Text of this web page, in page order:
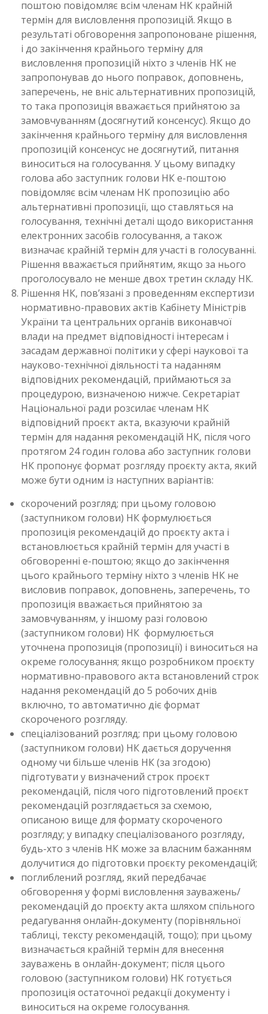
поштою повідомляє всім членам НК крайній
термін для висловлення пропозицій. Якщо в
результаті обговорення запропоноване рішення,
і до закінчення крайнього терміну для
висловлення пропозицій ніхто з членів НК не
запропонував до нього поправок, доповнень,
заперечень, не вніс альтернативних пропозицій,
то така пропозиція вважається прийнятою за
замовчуванням (досягнутий консенсус). Якщо до
закінчення крайнього терміну для висловлення
пропозицій консенсус не досягнутий, питання
виноситься на голосування. У цьому випадку
голова або заступник голови НК е-поштою
повідомляє всім членам НК пропозицію або
альтернативні пропозиції, що ставляться на
голосування, технічні деталі щодо використання
електронних засобів голосування, а також
визначає крайній термін для участі в голосуванні.
Рішення вважається прийнятим, якщо за нього
проголосувало не менше двох третин складу НК.
Рішення НК, пов’язані з проведенням експертизи
нормативно-правових актів Кабінету Міністрів
України та центральних органів виконавчої
влади на предмет відповідності інтересам і
засадам державної політики у сфері наукової та
науково-технічної діяльності та наданням
відповідних рекомендацій, приймаються за
процедурою, визначеною нижче. Секретаріат
Національної ради розсилає членам НК
відповідний проєкт акта, вказуючи крайній
термін для надання рекомендацій НК, після чого
протягом 24 годин голова або заступник голови
НК пропонує формат розгляду проєкту акта, який
може бути одним із наступних варіантів:
скорочений розгляд; при цьому головою
(заступником голови) НК формулюється
пропозиція рекомендацій до проєкту акта і
встановлюється крайній термін для участі в
обговоренні е-поштою; якщо до закінчення
цього крайнього терміну ніхто з членів НК не
висловив поправок, доповнень, заперечень, то
пропозиція вважається прийнятою за
замовчуванням, у іншому разі головою
(заступником голови) НК формулюється
уточнена пропозиція (пропозиції) і виноситься на
окреме голосування; якщо розробником проєкту
нормативно-правового акта встановлений строк
надання рекомендацій до 5 робочих днів
включно, то автоматично діє формат
скороченого розгляду.
спеціалізований розгляд; при цьому головою
(заступником голови) НК дається доручення
одному чи більше членів НК (за згодою)
підготувати у визначений строк проєкт
рекомендацій, після чого підготовлений проєкт
рекомендацій розглядається за схемою,
описаною вище для формату скороченого
розгляду; у випадку спеціалізованого розгляду,
будь-хто з членів НК може за власним бажанням
долучитися до підготовки проєкту рекомендацій;
поглиблений розгляд, який передбачає
обговорення у формі висловлення зауважень/
рекомендацій до проєкту акта шляхом спільного
редагування онлайн-документу (порівняльної
таблиці, тексту рекомендацій, тощо); при цьому
визначається крайній термін для внесення
зауважень в онлайн-документ; після цього
головою (заступником голови) НК готується
пропозиція остаточної редакції документу і
виноситься на окреме голосування.